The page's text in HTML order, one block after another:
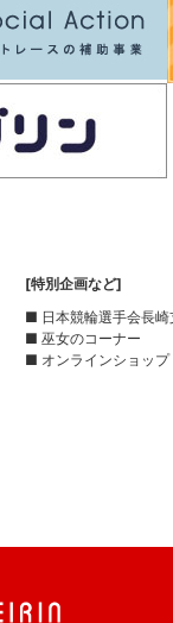
[特別企画など]
■ 日本競輪選手会長崎
■ 巫女のコーナー
■ オンラインショップ